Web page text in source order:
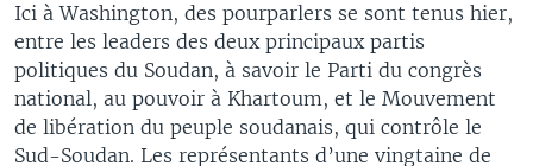
Ici à Washington, des pourparlers se sont tenus hier,
entre les leaders des deux principaux partis
politiques du Soudan, à savoir le Parti du congrès
national, au pouvoir à Khartoum, et le Mouvement
de libération du peuple soudanais, qui contrôle le
Sud-Soudan. Les représentants d’une vingtaine de